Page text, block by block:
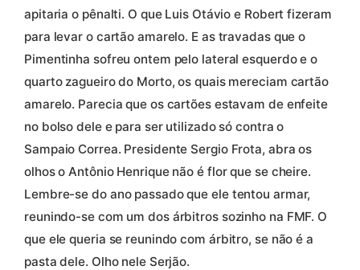
apitaria o pênalti. O que Luis Otávio e Robert fizeram
para levar o cartão amarelo. E as travadas que o
Pimentinha sofreu ontem pelo lateral esquerdo e o
quarto zagueiro do Morto, os quais mereciam cartão
amarelo. Parecia que os cartões estavam de enfeite
no bolso dele e para ser utilizado só contra o
Sampaio Correa. Presidente Sergio Frota, abra os
olhos o Antônio Henrique não é flor que se cheire.
Lembre-se do ano passado que ele tentou armar,
reunindo-se com um dos árbitros sozinho na FMF. O
que ele queria se reunindo com árbitro, se não é a
pasta dele. Olho nele Serjão.